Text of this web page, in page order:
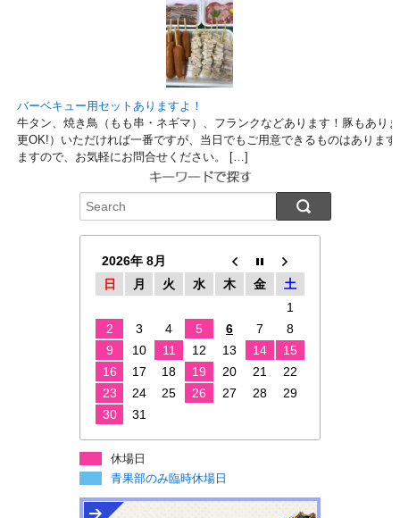
バーベキュー用セットありますよ！
牛タン、焼き鳥（もも串・ネギマ）、フランクなどあります！豚もあり
更OK!）いただければ一番ですが、当日でもご用意できるものはありま
ますので、お気軽にお問合せください。 […]
2026年 8月
日
月 火 水 木 金
土
1
2
3 4 5 6 7
8
9
10 11 12 13 14
15
16
17 18 19 20 21
22
23
24 25 26 27 28
29
30
31
休場日
青果部のみ臨時休場日